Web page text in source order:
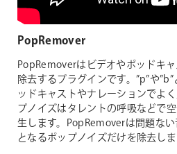
PopRemover
PopRemoverはビデオやポッドキ
除去するプラグインです。”p”や
ッドキャストやナレーションでよ
プノイズはタレントの呼吸などで
生します。PopRemoverは問題な
となるポップノイズだけを除去しま